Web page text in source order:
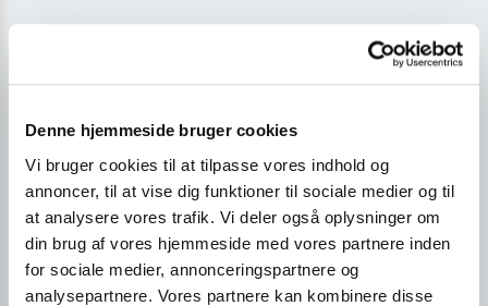
Denne hjemmeside bruger cookies
Vi bruger cookies til at tilpasse vores indhold og
annoncer, til at vise dig funktioner til sociale medier og til
at analysere vores trafik. Vi deler også oplysninger om
din brug af vores hjemmeside med vores partnere inden
for sociale medier, annonceringspartnere og
analysepartnere. Vores partnere kan kombinere disse